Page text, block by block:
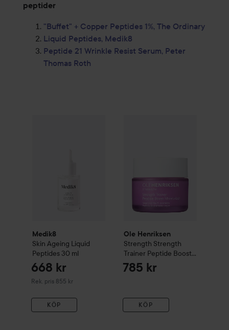
peptider
"Buffet" + Copper Peptides 1%, The Ordinary
Liquid Peptides, Medik8
Peptide 21 Wrinkle Resist Serum, Peter
Thomas Roth
Medik8
Skin Ageing Liquid
Peptides 30 ml
668 kr
Rek. pris 855 kr
Rekommenderat pris 855 kr
KÖP
Ole Henriksen
Strength Strength
Trainer Peptide Boost
Moisturizer
785 kr
KÖP